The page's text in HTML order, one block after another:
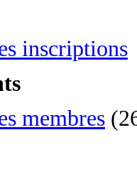
inscriptions
membres